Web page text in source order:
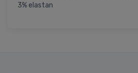
3% elastan